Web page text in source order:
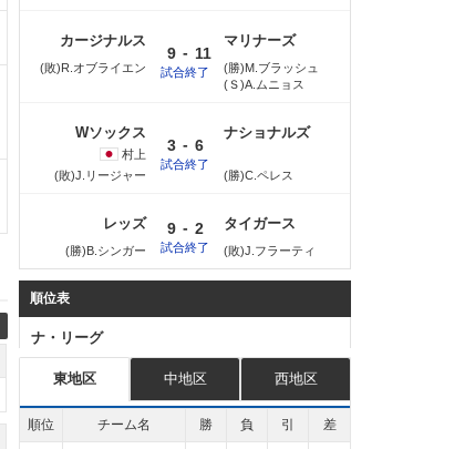
カージナルス
(敗)R.オブライエン
9 - 11
試合終了
マリナーズ
(勝)M.ブラッシュ
(Ｓ)A.ムニョス
Wソックス
村上
(敗)J.リージャー
3 - 6
試合終了
ナショナルズ
(勝)C.ペレス
レッズ
(勝)B.シンガー
9 - 2
試合終了
タイガース
(敗)J.フラーティ
順位表
ナ・リーグ
東地区 中地区 西地区
順位 チーム名 勝 負 引 差